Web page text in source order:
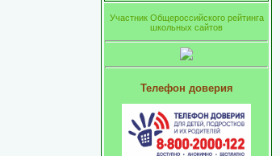
Участник Общероссийского рейтинга
школьных сайтов
Телефон доверия